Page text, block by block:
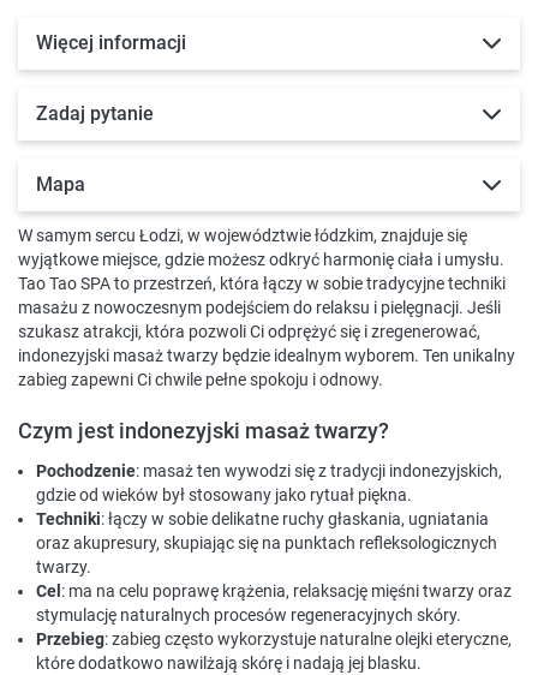
Więcej informacji
Zadaj pytanie
Mapa
W samym sercu Łodzi, w województwie łódzkim, znajduje się
wyjątkowe miejsce, gdzie możesz odkryć harmonię ciała i umysłu.
Tao Tao SPA to przestrzeń, która łączy w sobie tradycyjne techniki
masażu z nowoczesnym podejściem do relaksu i pielęgnacji. Jeśli
szukasz atrakcji, która pozwoli Ci odprężyć się i zregenerować,
indonezyjski masaż twarzy będzie idealnym wyborem. Ten unikalny
zabieg zapewni Ci chwile pełne spokoju i odnowy.
Czym jest indonezyjski masaż twarzy?
Pochodzenie: masaż ten wywodzi się z tradycji indonezyjskich,
gdzie od wieków był stosowany jako rytuał piękna.
Techniki: łączy w sobie delikatne ruchy głaskania, ugniatania
oraz akupresury, skupiając się na punktach refleksologicznych
twarzy.
Cel : ma na celu poprawę krążenia, relaksację mięśni twarzy oraz
stymulację naturalnych procesów regeneracyjnych skóry.
Przebieg: zabieg często wykorzystuje naturalne olejki eteryczne,
które dodatkowo nawilżają skórę i nadają jej blasku.